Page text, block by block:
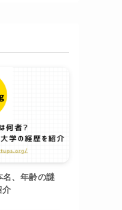
、年齢の謎
介